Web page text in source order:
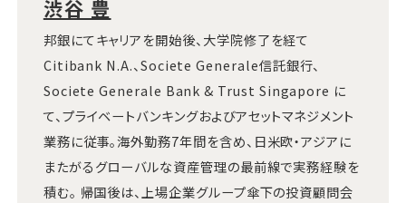
渋谷 豊
邦銀にてキャリアを開始後、大学院修了を経て
Citibank N.A.、Societe Generale信託銀行、
Societe Generale Bank & Trust Singapore に
て、プライベートバンキングおよびアセットマネジメント
業務に従事。海外勤務7年間を含め、日米欧・アジアに
またがるグローバルな資産管理の最前線で実務経験を
積む。 帰国後は、上場企業グループ傘下の投資顧問会